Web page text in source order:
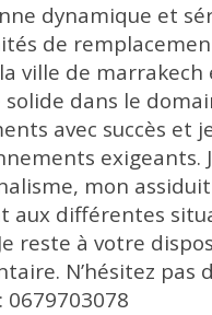
dynamique et
de
ville de marrakech
dans le
avec succès et
exigeants.
mon
aux différentes
reste à votre
N’hésitez
0679703078